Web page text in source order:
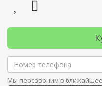
Мы перезвоним в